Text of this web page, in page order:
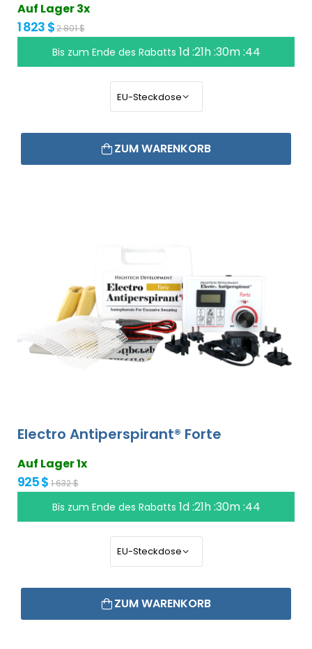
Auf Lager 3x
1 823 $2 801 $
Bis zum Ende des Rabatts1d :21h :30m :43
ZUM WARENKORB
Electro Antiperspirant® Forte
Auf Lager 1x
925 $ 1 632 $
Bis zum Ende des Rabatts1d :21h :30m :43
ZUM WARENKORB